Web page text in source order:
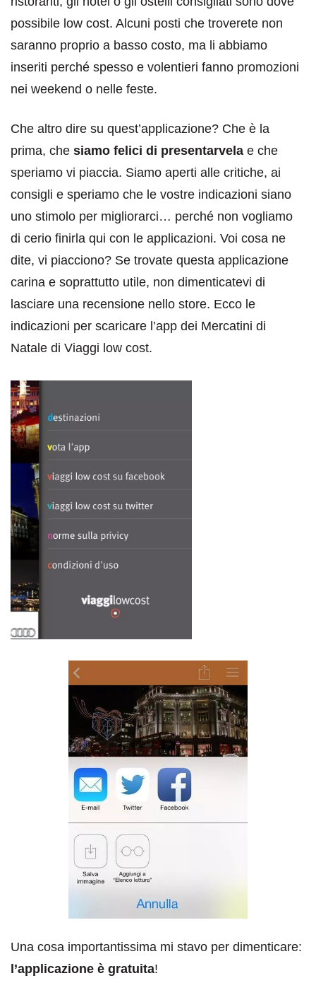
possibile low cost. Alcuni posti che troverete non
saranno proprio a basso costo, ma li abbiamo
inseriti perché spesso e volentieri fanno promozioni
nei weekend o nelle feste.
Che altro dire su quest’applicazione? Che è la
prima, che siamo felici di presentarvela e che
speriamo vi piaccia. Siamo aperti alle critiche, ai
consigli e speriamo che le vostre indicazioni siano
uno stimolo per migliorarci… perché non vogliamo
di cerio finirla qui con le applicazioni. Voi cosa ne
dite, vi piacciono? Se trovate questa applicazione
carina e soprattutto utile, non dimenticatevi di
lasciare una recensione nello store. Ecco le
indicazioni per scaricare l’app dei Mercatini di
Natale di Viaggi low cost.
Una cosa importantissima mi stavo per dimenticare:
l’applicazione è gratuita!